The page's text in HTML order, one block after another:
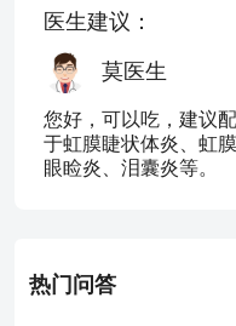
医生建议：
莫医生
您好，可以吃，建议
于虹膜睫状体炎、虹
眼睑炎、泪囊炎等。
热门问答